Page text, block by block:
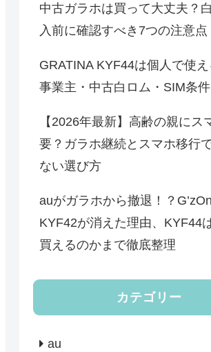
中古ガラホは買って大丈夫？
入前に確認すべき7つの注意点
GRATINA KYF44は個人で使え
事業主・中古白ロム・SIM条
【2026年最新】高齢の親にス
要？ガラホ継続とスマホ移行
ない選び方
auがガラホから撤退！？
KYF42が消えた理由、KYF44
買えるのかまで徹底整理
カテゴリー
au